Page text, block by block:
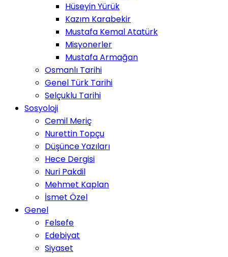
Hüseyin Yürük
Kazım Karabekir
Mustafa Kemal Atatürk
Misyonerler
Mustafa Armağan
Osmanlı Tarihi
Genel Türk Tarihi
Selçuklu Tarihi
Sosyoloji
Cemil Meriç
Nurettin Topçu
Düşünce Yazıları
Hece Dergisi
Nuri Pakdil
Mehmet Kaplan
İsmet Özel
Genel
Felsefe
Edebiyat
Siyaset